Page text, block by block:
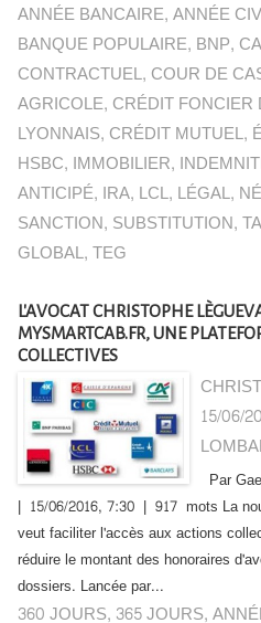
ANNÉE BANCAIRE,ANNÉE
BANQUE POPULAIRE, BNP,
CONTRACTUEL, COUR DE
AGRICOLE, CRÉDIT FONCIER
LYONNAIS, CRÉDIT MUTUEL,
HSBC, IMMOBILIER,
ANTICIPÉ, IRA, LCL, LÉGAL,
SANCTION, SUBSTITUTION,
GLOBAL,TEG
L'AVOCAT CHRISTOPHE
MYSMARTCAB.FR, UNE
COLLECTIVES
15/06/
Par
| 15/06/2016, 7:30 | 917 mots La
veut faciliter l'accès aux actions
réduire le montant des honoraires
dossiers. Lancée par...
360 JOURS, 365 JOURS,